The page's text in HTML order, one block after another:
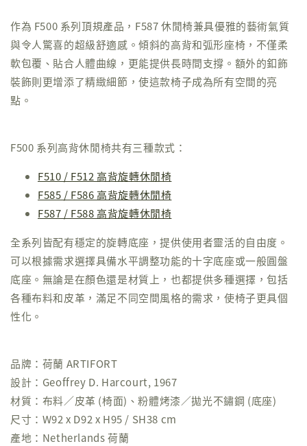
作為 F500 系列頂規產品，F587 休閒椅兼具優雅的藝術氣質
與令人驚喜的超級舒適感。傾斜的高背和弧形座椅，不僅柔
軟包覆、貼合人體曲線，更能提供長時間支撐。額外的釦飾
裝飾則更增添了精緻細節，使這款椅子成為所有空間的亮
點。
F500 系列高背休閒椅共有三種款式：
F510 / F512 高背旋轉休閒椅
F585 / F586 高背旋轉休閒椅
F587 / F588 高背旋轉休閒椅
全系列皆配有穩定的旋轉底座，提供使用者靈活的自由度。
可以根據需求選擇具備水平調整功能的十字底座或一般圓盤
底座。無論是在顏色還是材質上，也都提供多種選擇，包括
各種布料和皮革，滿足不同空間風格的需求，使椅子更具個
性化。
品牌：荷蘭 ARTIFORT
設計：Geoffrey D. Harcourt, 1967
材質：布料／皮革 (椅面)、粉體烤漆／拋光不鏽鋼 (底座)
尺寸：W92 x D92 x H95 / SH38 cm
產地：Netherlands 荷蘭